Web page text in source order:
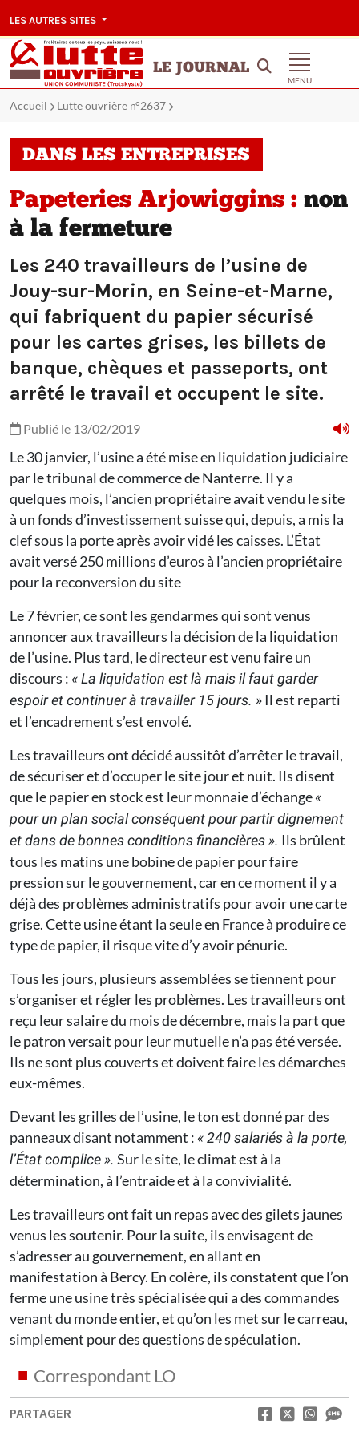
LES AUTRES SITES
LE JOURNAL
MENU
Accueil Lutte ouvrière n°2637
DANS LES ENTREPRISES
Papeteries Arjowiggins : non
à la fermeture
Les 240 travailleurs de l’usine de
Jouy-sur-Morin, en Seine-et-Marne,
qui fabriquent du papier sécurisé
pour les cartes grises, les billets de
banque, chèques et passeports, ont
arrêté le travail et occupent le site.
Publié le 13/02/2019
Le 30 janvier, l’usine a été mise en liquidation judiciaire
par le tribunal de commerce de Nanterre. Il y a
quelques mois, l’ancien propriétaire avait vendu le site
à un fonds d’investissement suisse qui, depuis, a mis la
clef sous la porte après avoir vidé les caisses. L’État
avait versé 250 millions d’euros à l’ancien propriétaire
pour la reconversion du site
Le 7 février, ce sont les gendarmes qui sont venus
annoncer aux travailleurs la décision de la liquidation
de l’usine. Plus tard, le directeur est venu faire un
discours : « La liquidation est là mais il faut garder
espoir et continuer à travailler 15 jours. »Il est reparti
et l’encadrement s’est envolé.
Les travailleurs ont décidé aussitôt d’arrêter le travail,
de sécuriser et d’occuper le site jour et nuit. Ils disent
que le papier en stock est leur monnaie d’échange«
pour un plan social conséquent pour partir dignement
et dans de bonnes conditions financières ». Ils brûlent
tous les matins une bobine de papier pour faire
pression sur le gouvernement, car en ce moment il y a
déjà des problèmes administratifs pour avoir une carte
grise. Cette usine étant la seule en France à produire ce
type de papier, il risque vite d’y avoir pénurie.
Tous les jours, plusieurs assemblées se tiennent pour
s’organiser et régler les problèmes. Les travailleurs ont
reçu leur salaire du mois de décembre, mais la part que
le patron versait pour leur mutuelle n’a pas été versée.
Ils ne sont plus couverts et doivent faire les démarches
eux-mêmes.
Devant les grilles de l’usine, le ton est donné par des
panneaux disant notamment : « 240 salariés à la porte,
l’État complice ». Sur le site, le climat est à la
détermination, à l’entraide et à la convivialité.
Les travailleurs ont fait un repas avec des gilets jaunes
venus les soutenir. Pour la suite, ils envisagent de
s’adresser au gouvernement, en allant en
manifestation à Bercy. En colère, ils constatent que l’on
ferme une usine très spécialisée qui a des commandes
venant du monde entier, et qu’on les met sur le carreau,
simplement pour des questions de spéculation.
Correspondant LO
PARTAGER